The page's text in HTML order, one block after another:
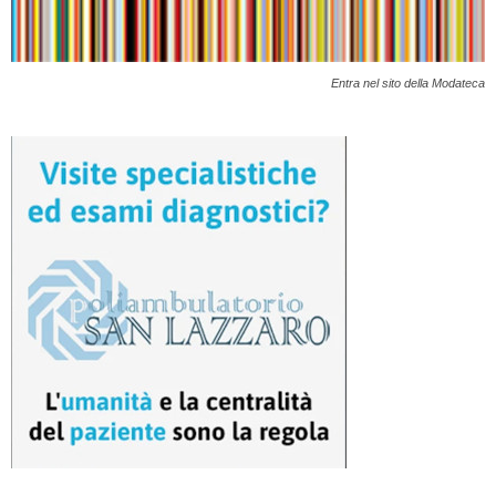
Entra nel sito della Modateca